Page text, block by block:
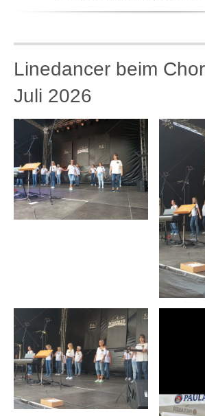
Linedancer beim
Juli 2026